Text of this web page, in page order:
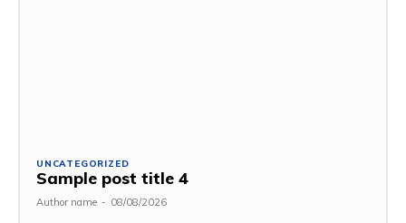
UNCATEGORIZED
Sample post title 4
Author name - 08/08/2026